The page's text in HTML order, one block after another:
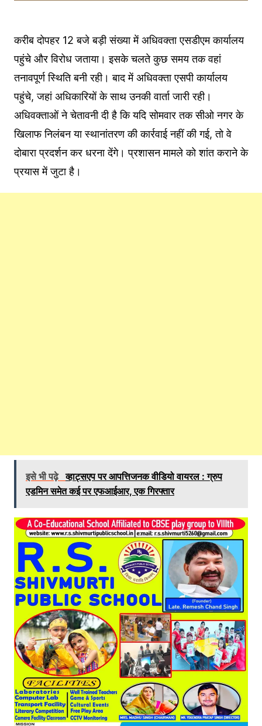
करीब दोपहर 12 बजे बड़ी संख्या में अधिवक्ता एसडीएम कार्यालय
पहुंचे और विरोध जताया। इसके चलते कुछ समय तक वहां
तनावपूर्ण स्थिति बनी रही। बाद में अधिवक्ता एसपी कार्यालय
पहुंचे, जहां अधिकारियों के साथ उनकी वार्ता जारी रही।
अधिवक्ताओं ने चेतावनी दी है कि यदि सोमवार तक सीओ नगर के
खिलाफ निलंबन या स्थानांतरण की कार्रवाई नहीं की गई, तो वे
दोबारा प्रदर्शन कर धरना देंगे। प्रशासन मामले को शांत कराने के
प्रयास में जुटा है।
इसे भी पढ़े व्हाट्सएप पर आपत्तिजनक वीडियो वायरल : ग्रुप
एडमिन समेत कई पर एफआईआर, एक गिरफ्तार